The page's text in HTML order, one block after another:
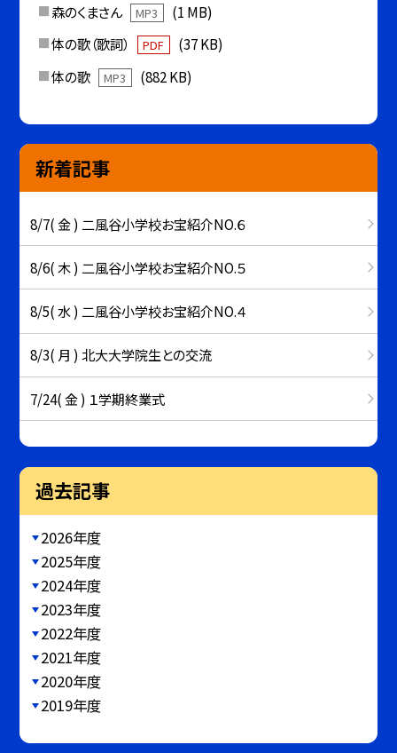
森のくまさん
MP3
(1 MB)
体の歌（歌詞）
PDF
(37 KB)
体の歌
MP3 (882 KB)
新着記事
8/7( 金 ) 二風谷小学校お宝紹介NO.６
8/6( 木 ) 二風谷小学校お宝紹介NO.５
8/5( 水 ) 二風谷小学校お宝紹介NO.４
8/3( 月 ) 北大大学院生との交流
7/24( 金 ) １学期終業式
過去記事
2026年度
2025年度
2024年度
2023年度
2022年度
2021年度
2020年度
2019年度